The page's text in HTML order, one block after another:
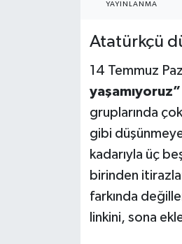
YAYINLANMA
Atatürkçü
14 Temmuz
yaşamıyoruz”
gruplarında
gibi
kadarıyla üç
birinden
farkında
linkini, sona